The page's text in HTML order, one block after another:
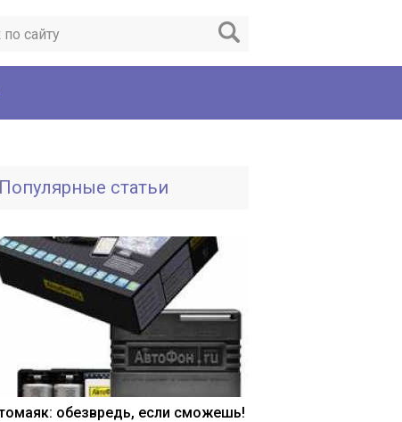
Популярные статьи
обезвредь, если сможешь!